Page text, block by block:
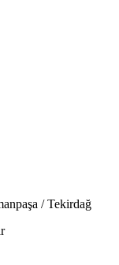
/ Tekirdağ